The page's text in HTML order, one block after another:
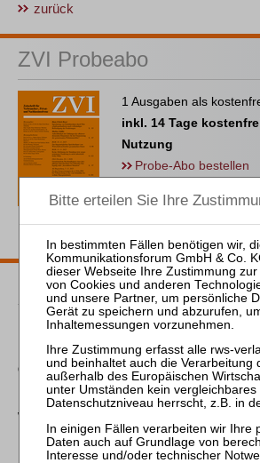
zurück
ZVI Probeabo
1 Ausgaben als
inkl. 14 Tage
Nutzung
Probe-Abo bestellen
Passende Bücher
Fröhlich
Der selbstständig tätige
Globalzedent in der
Insolvenz
Westermann
Die Auswahl und die
Bestellung des